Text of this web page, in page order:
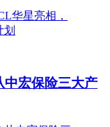
中宏保险三大产